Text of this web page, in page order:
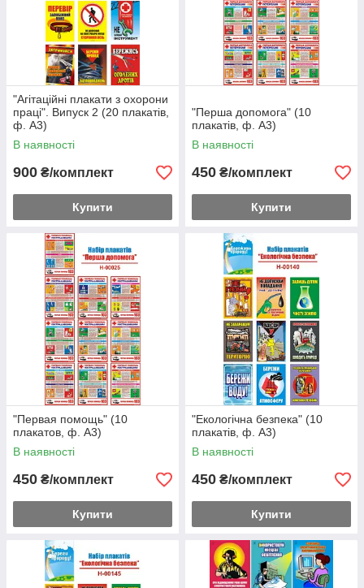
"Агітаційні плакати з охорони
праці". Випуск 2 (20 плакатів,
ф. А3)
В наявності
900 ₴/комплект
Купити
"Перша допомога" (10
плакатів, ф. А3)
В наявності
450 ₴/комплект
Купити
"Первая помощь" (10
плакатов, ф. А3)
В наявності
450 ₴/комплект
Купити
"Екологічна безпека" (10
плакатів, ф. А3)
В наявності
450 ₴/комплект
Купити